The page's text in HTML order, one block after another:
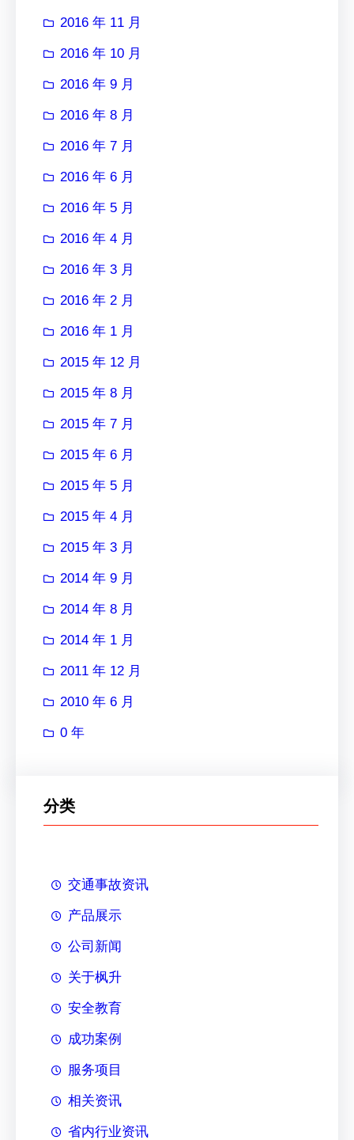
2016 年 11 月
2016 年 10 月
2016 年 9 月
2016 年 8 月
2016 年 7 月
2016 年 6 月
2016 年 5 月
2016 年 4 月
2016 年 3 月
2016 年 2 月
2016 年 1 月
2015 年 12 月
2015 年 8 月
2015 年 7 月
2015 年 6 月
2015 年 5 月
2015 年 4 月
2015 年 3 月
2014 年 9 月
2014 年 8 月
2014 年 1 月
2011 年 12 月
2010 年 6 月
0 年
分类
交通事故资讯
产品展示
公司新闻
关于枫升
安全教育
成功案例
服务项目
相关资讯
省内行业资讯